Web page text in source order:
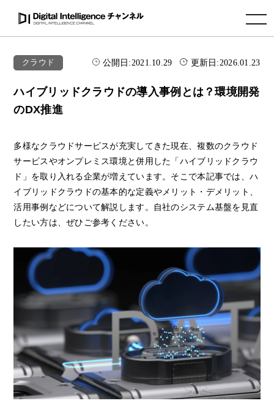
toggle navigation
クラウド 公開日:2021.10.29 更新日:2026.01.23
ハイブリッドクラウドの導入事例とは？環境開発
のDX推進
多様なクラウドサービスが充実してきた現在、複数のクラウド
サービスやオンプレミス環境と併用した「ハイブリッドクラウ
ド」を取り入れる企業が増えています。そこで本記事では、ハ
イブリッドクラウドの基本的な定義やメリット・デメリット、
活用事例などについて解説します。自社のシステム基盤を見直
したい方は、ぜひご参考ください。